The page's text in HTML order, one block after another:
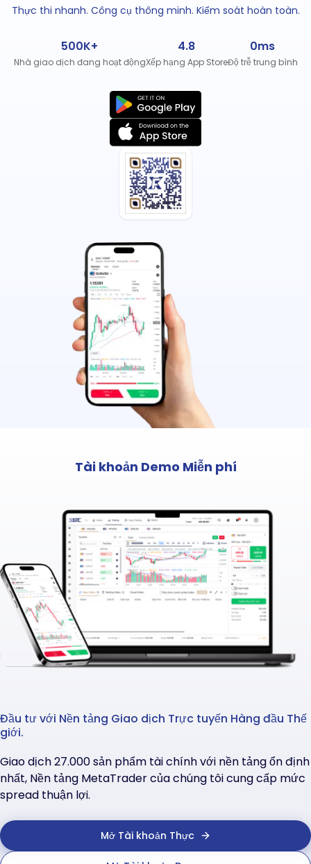
Thực thi nhanh. Công cụ thông minh. Kiểm soát hoàn toàn.
500K+
Nhà giao dịch đang hoạt động
4.8
Xếp hạng App Store
0ms
Độ trễ trung bình
Tài khoản Demo Miễn phí
Đầu tư với Nền tảng Giao dịch Trực tuyến Hàng đầu Thế
giới.
Giao dịch 27.000 sản phẩm tài chính với nền tảng ổn định
nhất, Nền tảng MetaTrader của chúng tôi cung cấp mức
spread thuận lợi.
Mở Tài khoản Thực